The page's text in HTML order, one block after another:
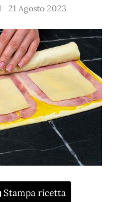
21 Agosto 2023
Stampa ricetta